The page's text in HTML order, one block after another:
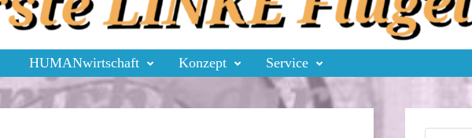
HUMANwirtschaft Konzept Service
Suchen